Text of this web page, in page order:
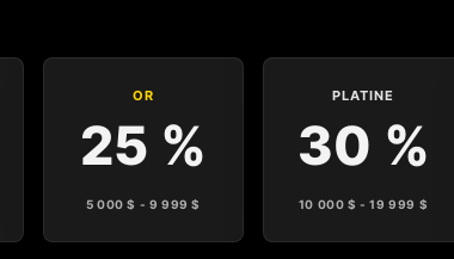
OR
25 %
5 000 $ - 9 999 $
PLATINE
30 %
10 000 $ - 19 999 $